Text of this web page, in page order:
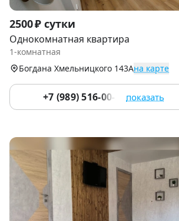
Item
1
of
2500 ₽ сутки
Однокомнатная квартира
1-комнатная
Богдана Хмельницкого 143Ана карте
+7 (989) 516-00-25 показать